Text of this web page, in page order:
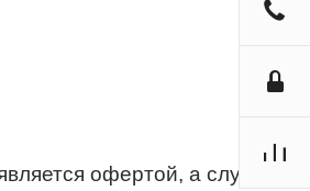
офертой, а служит